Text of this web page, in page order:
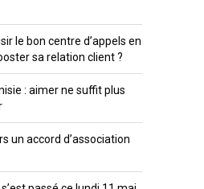
le bon centre d’appels en
sa relation client ?
: aimer ne suffit plus
un accord d’association